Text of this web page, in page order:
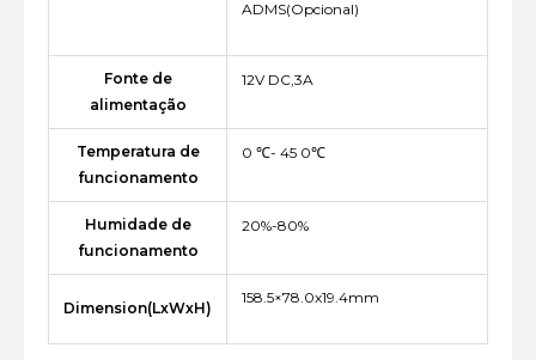
ADMS(Opcional)
Fonte de
alimentação
12V DC,3A
Temperatura de
funcionamento
0 ℃- 45 0℃
Humidade de
funcionamento
20%-80%
Dimension(LxWxH)
158.5×78.0x19.4mm